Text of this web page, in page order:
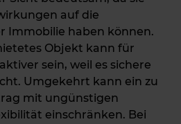
auf die
Immobilie haben können.
Objekt kann für
sein, weil es sichere
Umgekehrt kann ein zu
mit ungünstigen
einschränken. Bei